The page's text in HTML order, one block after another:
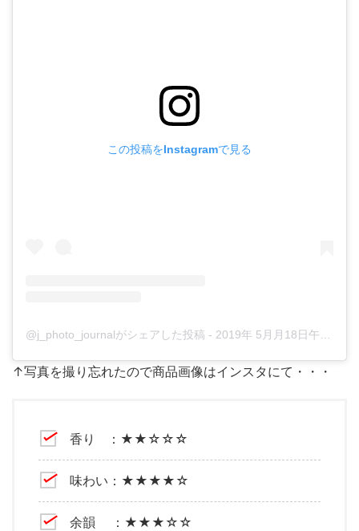
この投稿をInstagramで見る
@j_photo_journalがシェアした投稿 - 2019年 5月月18日午後6時31分PDT
↑写真を撮り忘れたので商品画像はインスタにて・・・
香り ：★★☆☆☆
味わい：★★★★☆
余韻 ：★★★☆☆